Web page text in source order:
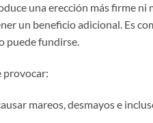
una erección más firme ni
un beneficio adicional. Es
puede fundirse.
provocar:
mareos, desmayos e